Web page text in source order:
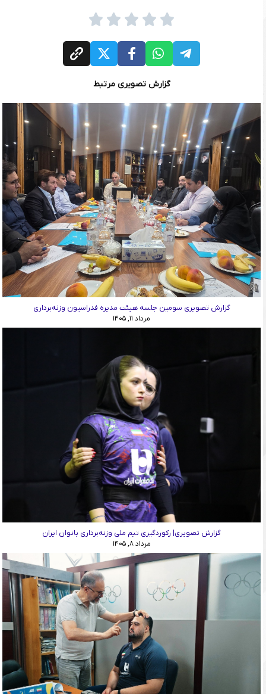
گزارش تصویری مرتبط
گزارش تصویری سومین جلسه هیئت مدیره فدراسیون وزنه‌برداری
مرداد ۱۱, ۱۴۰۵
گزارش تصویری| رکوردگیری تیم ملی وزنه‌برداری بانوان ایران
مرداد ۸, ۱۴۰۵